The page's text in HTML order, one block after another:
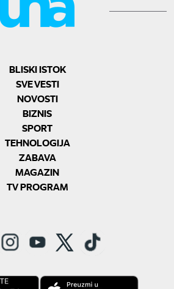
BLISKI ISTOK
SVE VESTI
NOVOSTI
BIZNIS
SPORT
TEHNOLOGIJA
ZABAVA
MAGAZIN
TV PROGRAM